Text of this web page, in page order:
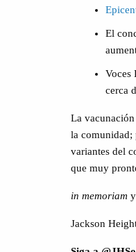
El
Voces
cerca
La
la comunidad;
variantes del
que muy
in memoriam
Jackson